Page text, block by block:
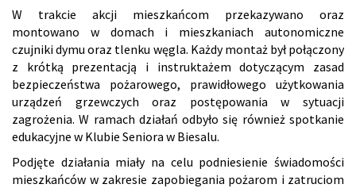
W trakcie akcji mieszkańcom przekazywano oraz
montowano w domach i mieszkaniach autonomiczne
czujniki dymu oraz tlenku węgla. Każdy montaż był połączony
z krótką prezentacją i instruktażem dotyczącym zasad
bezpieczeństwa pożarowego, prawidłowego użytkowania
urządzeń grzewczych oraz postępowania w sytuacji
zagrożenia. W ramach działań odbyło się również spotkanie
edukacyjne w Klubie Seniora w Biesalu.
Podjęte działania miały na celu podniesienie świadomości
mieszkańców w zakresie zapobiegania pożarom i zatruciom